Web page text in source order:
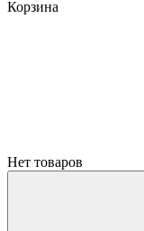
Корзина
Нет товаров